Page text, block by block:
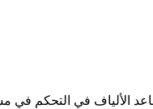
الألياف في التحكم في